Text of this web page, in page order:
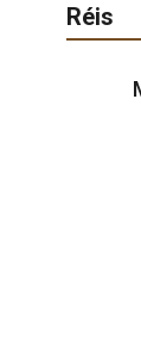
Réis